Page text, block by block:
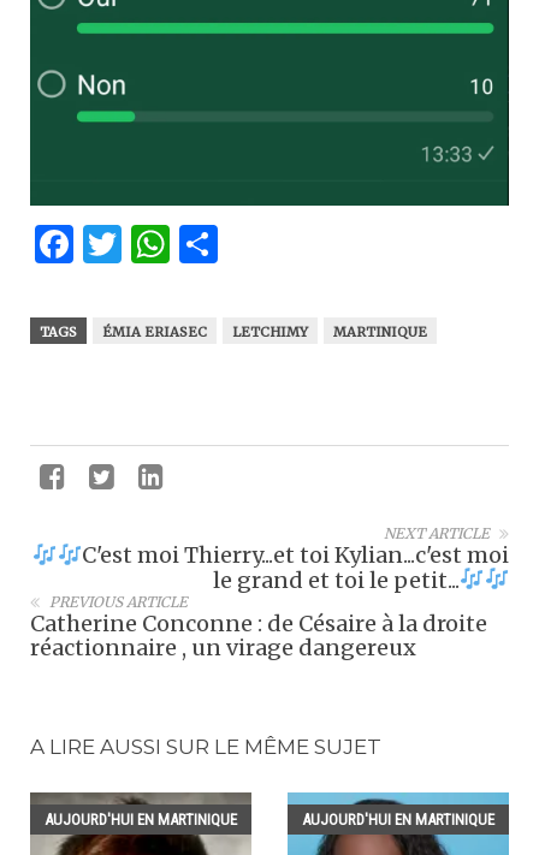
Facebook
Twitter
WhatsApp
TAGS ÉMIA ERIASEC LETCHIMY MARTINIQUE
NEXT ARTICLE
C'est moi Thierry...et toi Kylian...c'est moi
le grand et toi le petit...
PREVIOUS ARTICLE
Catherine Conconne : de Césaire à la droite
réactionnaire , un virage dangereux
A LIRE AUSSI SUR LE MÊME SUJET
AUJOURD'HUI EN MARTINIQUE AUJOURD'HUI EN MARTINIQUE